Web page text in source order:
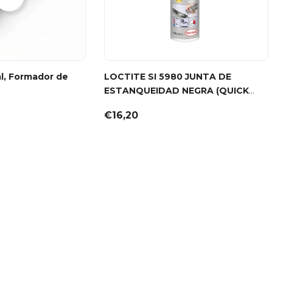
Formador de
LOCTITE SI 5980 JUNTA DE
ESTANQUEIDAD NEGRA (QUICK
€16,20